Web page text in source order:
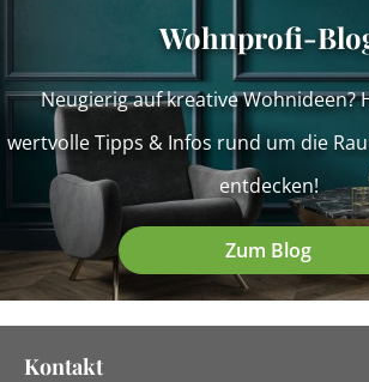
Wohnprofi-
Neugierig auf kreative Wohnideen?
wertvolle Tipps & Infos rund um die
entdecken!
Zum Blog
Kontakt